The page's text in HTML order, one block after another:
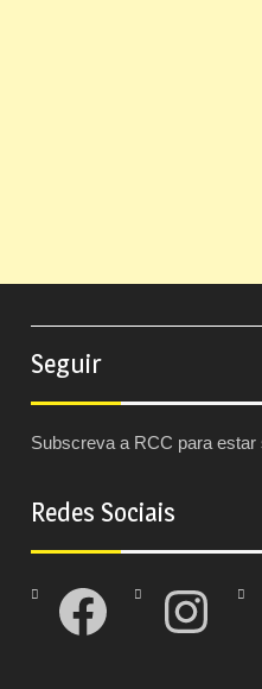
Seguir
Subscreva a RCC para estar
Redes Sociais
Facebook Instagram